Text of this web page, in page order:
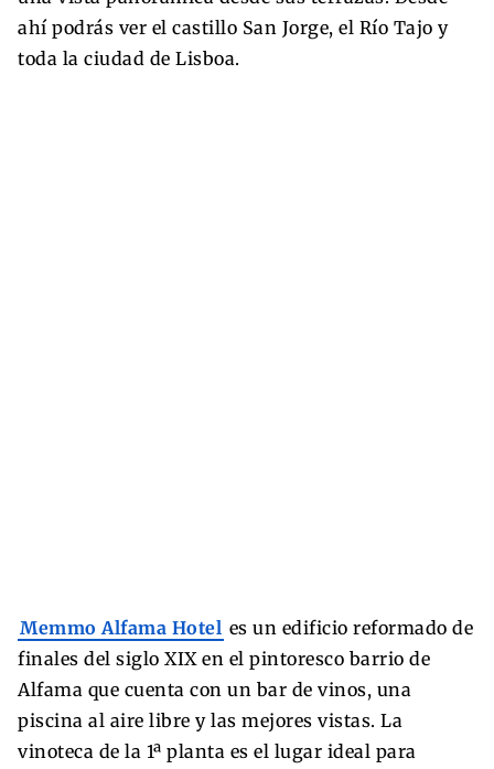
ahí podrás ver el castillo San Jorge, el Río Tajo y
toda la ciudad de Lisboa.
Memmo Alfama Hotel es un edificio reformado de
finales del siglo XIX en el pintoresco barrio de
Alfama que cuenta con un bar de vinos, una
piscina al aire libre y las mejores vistas. La
vinoteca de la 1ª planta es el lugar ideal para